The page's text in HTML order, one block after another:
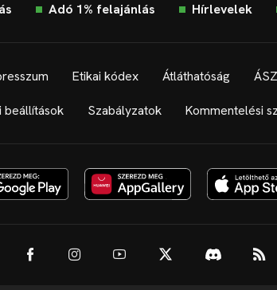
Adó 1% felajánlás Hírlevelek
Etikai kódex Átláthatóság
beállítások Szabályzatok Kommentelési